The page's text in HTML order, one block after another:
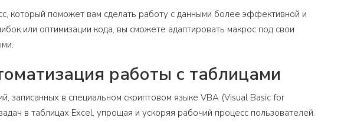
который поможет вам сделать работу с данными более эффективной и
или оптимизации кода, вы сможете адаптировать макрос под свои
работы с таблицами
записанных в специальном скриптовом языке VBA (Visual Basic for
в таблицах Excel, упрощая и ускоряя рабочий процесс пользователей.